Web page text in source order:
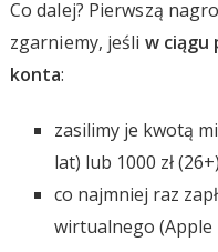
Co dalej? Pierwszą
zgarniemy, jeśli w ciągu
konta:
zasilimy je kwotą
lat) lub 1000 zł (26+)
co najmniej raz
wirtualnego (Apple